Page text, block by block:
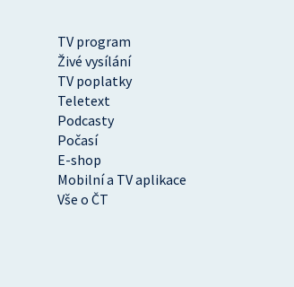
TV program
Živé vysílání
TV poplatky
Teletext
Podcasty
Počasí
E-shop
Mobilní a TV aplikace
Vše o ČT